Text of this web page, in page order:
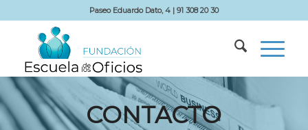
Paseo Eduardo Dato, 4 | 91 308 20 30
CONTACTO